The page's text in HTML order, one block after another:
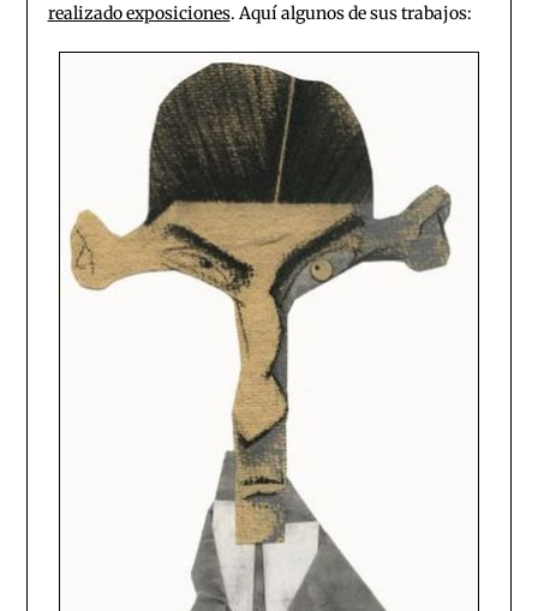
realizado exposiciones. Aquí algunos de sus trabajos: